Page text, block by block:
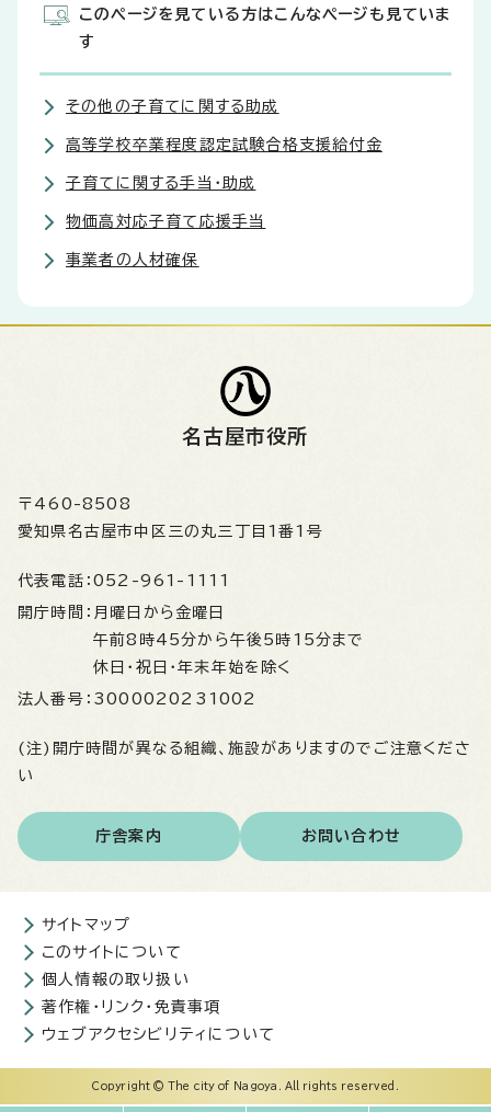
このページを見ている方はこんなページも見ていま
す
その他の子育てに関する助成
高等学校卒業程度認定試験合格支援給付金
子育てに関する手当・助成
物価高対応子育て応援手当
事業者の人材確保
名古屋市役所
〒460-8508
愛知県名古屋市中区三の丸三丁目1番1号
代表電話： 052-961-1111
開庁時間： 月曜日から金曜日
午前8時45分から午後5時15分まで
休日・祝日・年末年始を除く
法人番号： 3000020231002
(注)開庁時間が異なる組織、施設がありますのでご注意くださ
い
庁舎案内 お問い合わせ
サイトマップ
このサイトについて
個人情報の取り扱い
著作権・リンク・免責事項
ウェブアクセシビリティについて
Copyright © The city of Nagoya. All rights reserved.